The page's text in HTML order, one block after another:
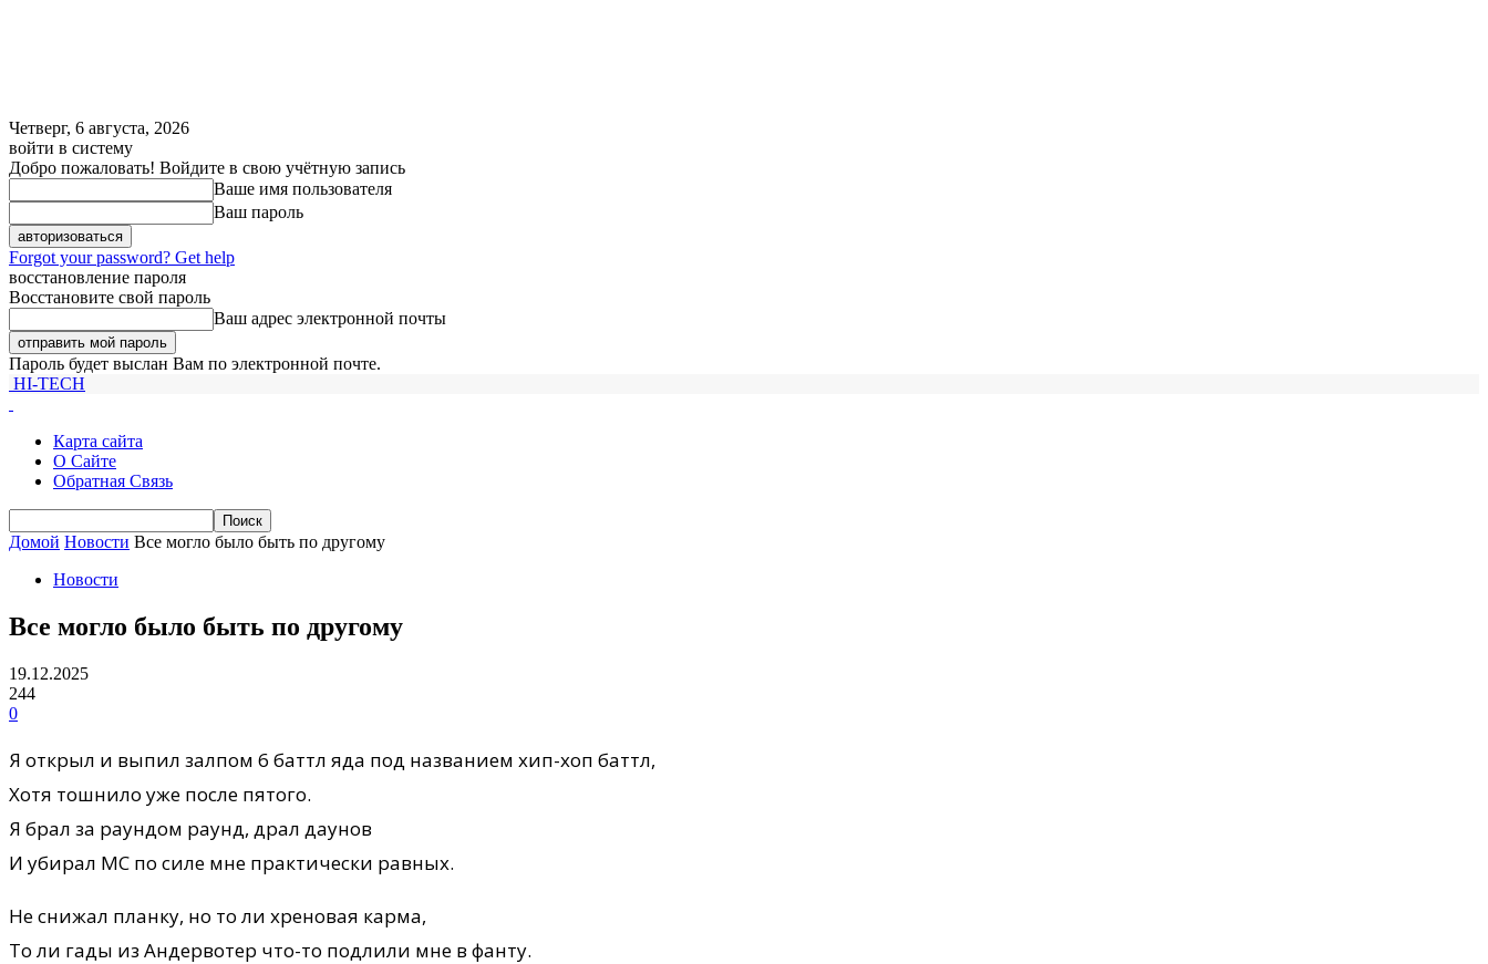
Четверг, 6 августа, 2026
войти в систему
Добро пожаловать! Войдите в свою учётную запись
Ваше имя пользователя
Ваш пароль
Forgot your password? Get help
восстановление пароля
Восстановите свой пароль
Ваш адрес электронной почты
Пароль будет выслан Вам по электронной почте.
HI-TECH
Карта сайта
О Сайте
Обратная Связь
Домой Новости Все могло было быть по другому
Новости
Все могло было быть по другому
19.12.2025
244
0
Я открыл и выпил залпом 6 баттл яда под названием хип-хоп баттл,
Хотя тошнило уже после пятого.
Я брал за раундом раунд, драл даунов
И убирал MC по силе мне практически равных.
Не снижал планку, но то ли хреновая карма,
То ли гады из Андервотер что-то подлили мне в фанту.